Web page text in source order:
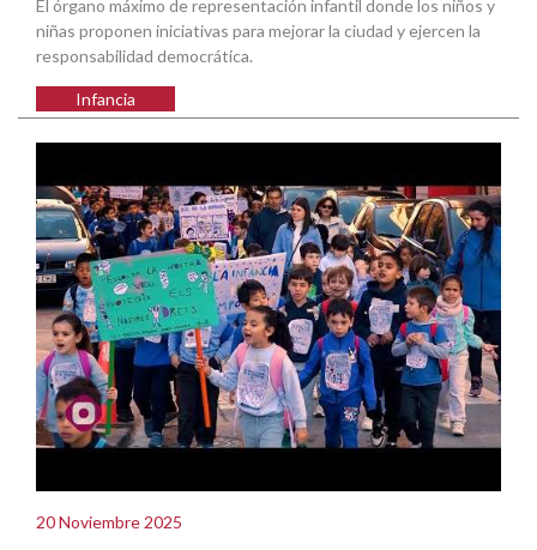
El órgano máximo de representación infantil donde los niños y
niñas proponen iniciativas para mejorar la ciudad y ejercen la
responsabilidad democrática.
Infancia
20 Noviembre 2025